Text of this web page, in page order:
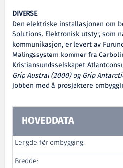
DIVERSE
Den elektriske installasjonen om
Solutions. Elektronisk utstyr, som
kommunikasjon, er levert av
Malingssystem kommer fra
Kristiansundsselskapet
Grip Austral (2000) og Grip
jobben med å prosjektere
HOVEDDATA
Lengde før ombygging:
Bredde: